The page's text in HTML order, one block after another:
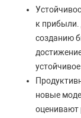
к прибыли.
созданию
новые
оценивают